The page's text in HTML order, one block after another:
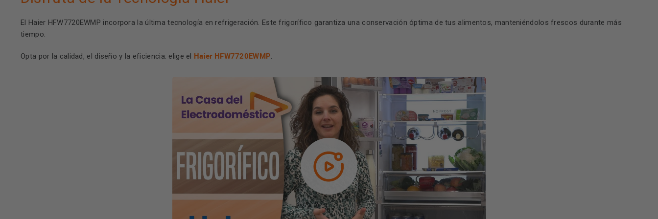
El Haier HFW7720EWMP incorpora la última tecnología en refrigeración. Este frigorífico garantiza una conservación óptima de tus alimentos, manteniéndolos frescos durante más
tiempo.
Opta por la calidad, el diseño y la eficiencia: elige el Haier HFW7720EWMP.